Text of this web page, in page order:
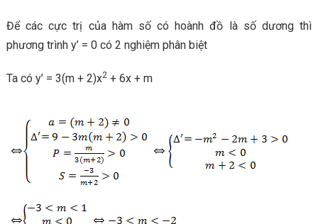
Để các cực trị của hàm số có hoành đồ là số dương thì
phương trình y’ = 0 có 2 nghiệm phân biệt
Ta có y’ = 3(m + 2)x2+ 6x + m